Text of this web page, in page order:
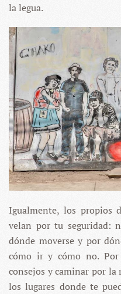
la legua.
Igualmente, los propios
velan por tu seguridad:
dónde moverse y por
cómo ir y cómo no. Por
consejos y caminar por la
los lugares donde te